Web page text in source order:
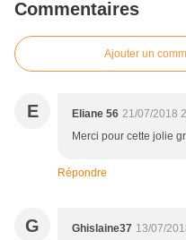
Commentaires
Ajouter un
E Eliane 56 21/07/2018
Merci pour cette jolie
Répondre
G Ghislaine37 13/07/